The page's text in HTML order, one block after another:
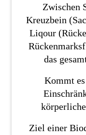
Zwischen
Kreuzbein
Liqour
das
Kommt
Ziel einer